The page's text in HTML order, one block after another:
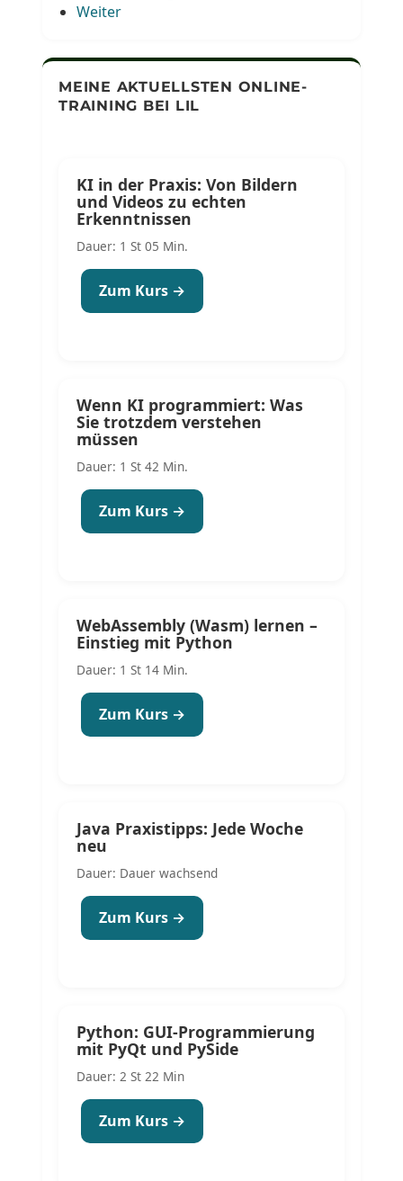
Weiter
MEINE AKTUELLSTEN ONLINE-
TRAINING BEI LIL
KI in der Praxis: Von Bildern
und Videos zu echten
Erkenntnissen
Dauer: 1 St 05 Min.
Zum Kurs →
Wenn KI programmiert: Was
Sie trotzdem verstehen
müssen
Dauer: 1 St 42 Min.
Zum Kurs →
WebAssembly (Wasm) lernen –
Einstieg mit Python
Dauer: 1 St 14 Min.
Zum Kurs →
Java Praxistipps: Jede Woche
neu
Dauer: Dauer wachsend
Zum Kurs →
Python: GUI-Programmierung
mit PyQt und PySide
Dauer: 2 St 22 Min
Zum Kurs →